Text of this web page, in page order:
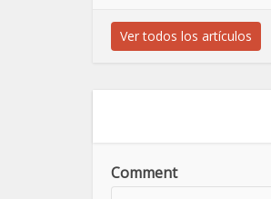
Ver todos los artículos
Comment